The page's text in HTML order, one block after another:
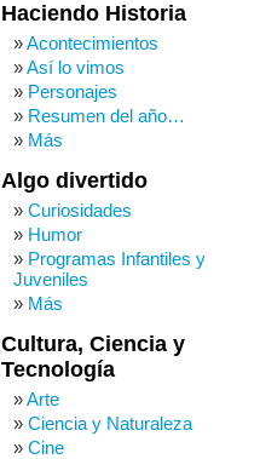
Haciendo Historia
Acontecimientos
Así lo vimos
Personajes
Resumen del año…
Más
Algo divertido
Curiosidades
Humor
Programas Infantiles y
Juveniles
Más
Cultura, Ciencia y
Tecnología
Arte
Ciencia y Naturaleza
Cine